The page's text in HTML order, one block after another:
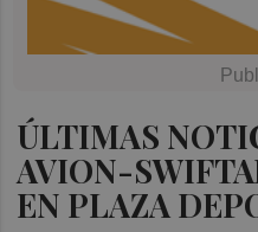
ÚLTIMAS
AVION-
EN PLAZA